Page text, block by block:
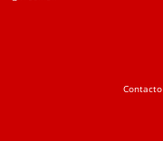
Contacto